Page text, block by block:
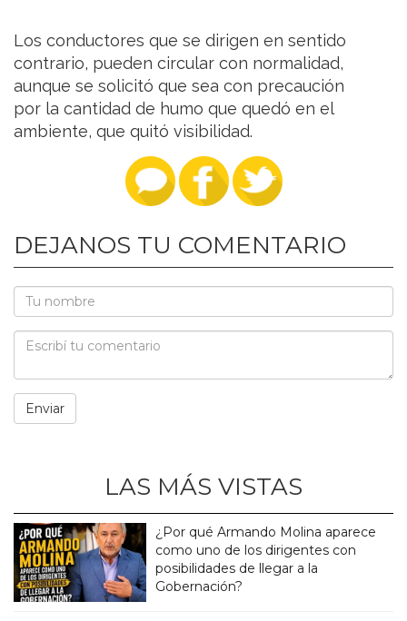
Los conductores que se dirigen en sentido
contrario, pueden circular con normalidad,
aunque se solicitó que sea con precaución
por la cantidad de humo que quedó en el
ambiente, que quitó visibilidad.
DEJANOS TU COMENTARIO
LAS MÁS VISTAS
¿Por qué Armando Molina aparece
como uno de los dirigentes con
posibilidades de llegar a la
Gobernación?